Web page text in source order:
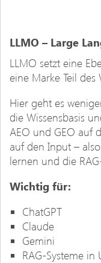
LLMO – Large
LLMO setzt eine
eine Marke Teil des
Hier geht es
die Wissensbasis
AEO und GEO auf
auf den Input –
lernen und die
Wichtig für:
ChatGPT
Claude
Gemini
RAG-Systeme